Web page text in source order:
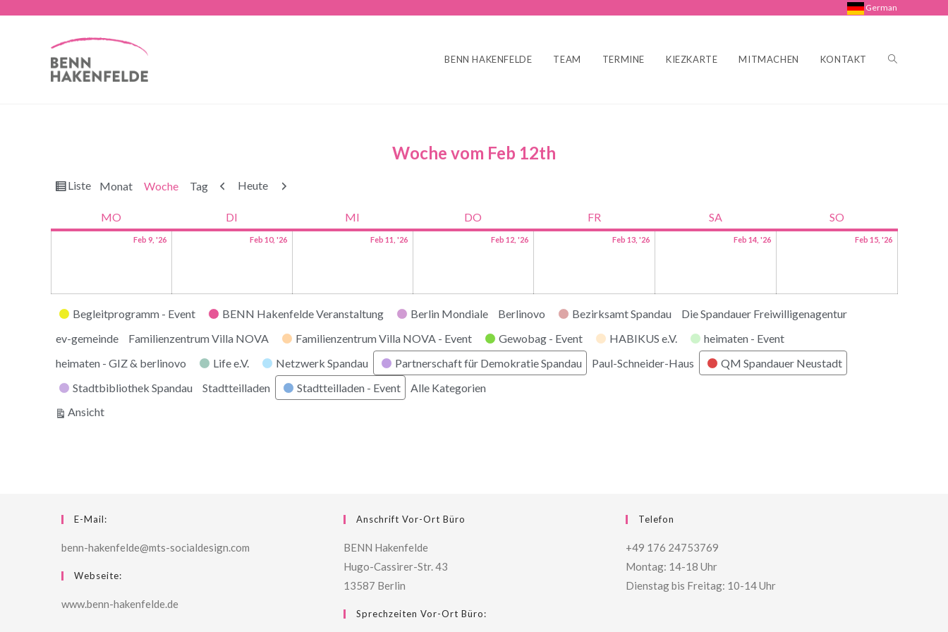
German
BENN HAKENFELDE TEAM TERMINE KIEZKARTE MITMACHEN KONTAKT
Woche vom Feb 12th
Ansicht
Liste Monat Woche Tag Zurück
Heute Weiter
MO DI MI DO FR SA SO
Feb 9, '26 Feb 10, '26 Feb 11, '26 Feb 12, '26 Feb 13, '26 Feb 14, '26 Feb 15, '26
Kategorien
Begleitprogramm - Event BENN Hakenfelde Veranstaltung Berlin Mondiale Berlinovo Bezirksamt Spandau
Die Spandauer Freiwilligenagentur
ev-gemeinde
Familienzentrum Villa NOVA Familienzentrum Villa NOVA - Event Gewobag - Event HABIKUS e.V.
heimaten - Event
heimaten - GIZ & berlinovo
Life e.V. Netzwerk Spandau Partnerschaft für Demokratie Spandau Paul-Schneider-Haus
QM Spandauer Neustadt
Stadtbibliothek Spandau
Stadtteilladen Stadtteilladen - Event
Alle Kategorien
Ansichtausdrucken
E-Mail:
benn-hakenfelde@mts-socialdesign.com
Webseite:
www.benn-hakenfelde.de
Anschrift Vor-Ort Büro
BENN Hakenfelde
Hugo-Cassirer-Str. 43
13587 Berlin
Sprechzeiten Vor-Ort Büro:
Telefon
+49 176 24753769
Montag: 14-18 Uhr
Dienstag bis Freitag: 10-14 Uhr